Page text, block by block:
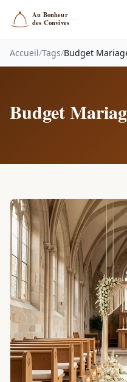
Accueil/Tags/Budget
Budget